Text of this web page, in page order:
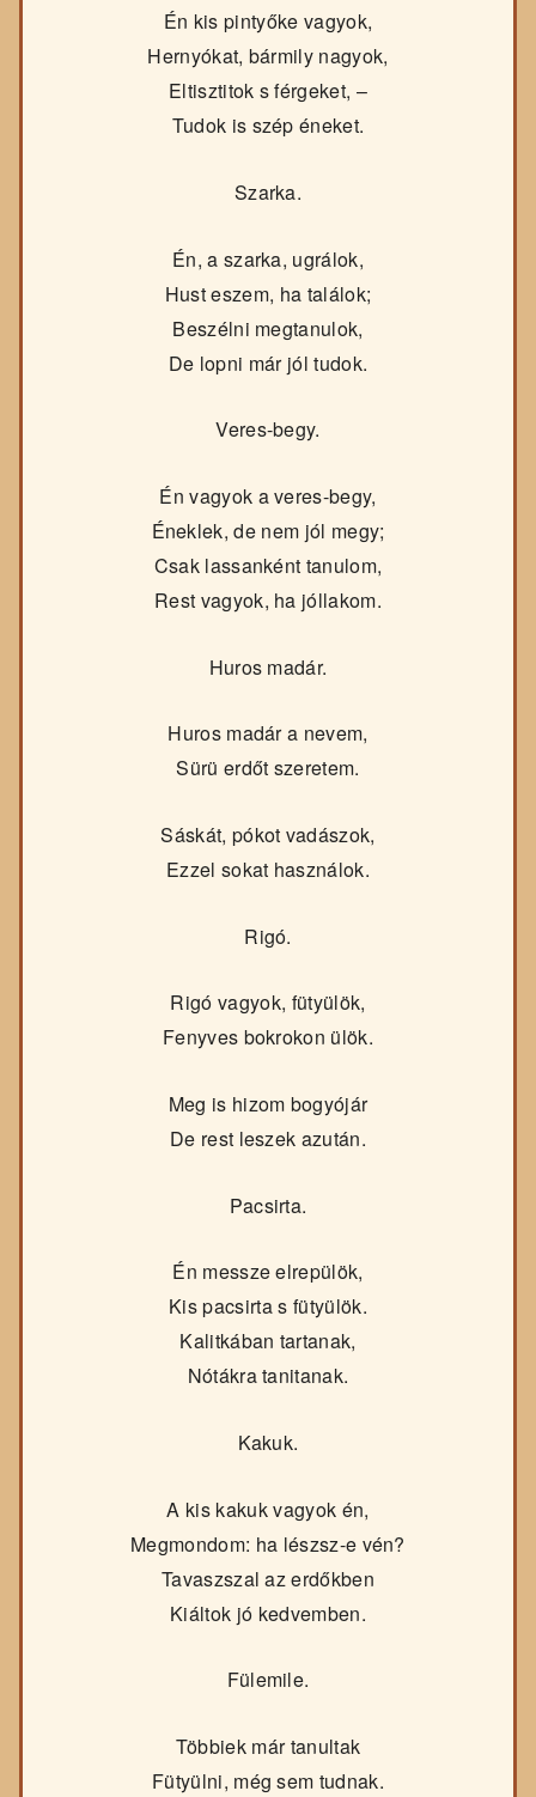
Én kis pintyőke vagyok,
Hernyókat, bármily nagyok,
Eltisztitok s férgeket, –
Tudok is szép éneket.
Szarka.
Én, a szarka, ugrálok,
Hust eszem, ha találok;
Beszélni megtanulok,
De lopni már jól tudok.
Veres-begy.
Én vagyok a veres-begy,
Éneklek, de nem jól megy;
Csak lassanként tanulom,
Rest vagyok, ha jóllakom.
Huros madár.
Huros madár a nevem,
Sürü erdőt szeretem.
Sáskát, pókot vadászok,
Ezzel sokat használok.
Rigó.
Rigó vagyok, fütyülök,
Fenyves bokrokon ülök.
Meg is hizom bogyójár
De rest leszek azután.
Pacsirta.
Én messze elrepülök,
Kis pacsirta s fütyülök.
Kalitkában tartanak,
Nótákra tanitanak.
Kakuk.
A kis kakuk vagyok én,
Megmondom: ha lészsz-e vén?
Tavaszszal az erdőkben
Kiáltok jó kedvemben.
Fülemile.
Többiek már tanultak
Fütyülni, még sem tudnak.